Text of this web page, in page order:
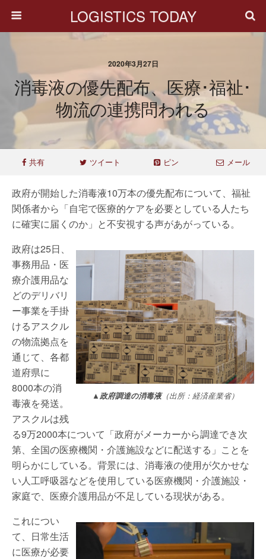
LOGISTICS TODAY
2020年3月27日
消毒液の優先配布、医療･福祉･
物流の連携問われる
共有 ツイート ピン メール
政府が開始した消毒液10万本の優先配布について、福祉
関係者から「自宅で医療的ケアを必要としている人たち
に確実に届くのか」と不安視する声があがっている。
▲政府調達の消毒液（出所：経済産業省）
政府は25日、
事務用品・医
療介護用品な
どのデリバリ
ー事業を手掛
けるアスクル
の物流拠点を
通じて、各都
道府県に
8000本の消
毒液を発送。
アスクルは残
る9万2000本について「政府がメーカーから調達でき次
第、全国の医療機関・介護施設などに配送する」ことを
明らかにしている。背景には、消毒液の使用が欠かせな
い人工呼吸器などを使用している医療機関・介護施設・
家庭で、医療介護用品が不足している現状がある。
これについ
て、日常生活
に医療が必要